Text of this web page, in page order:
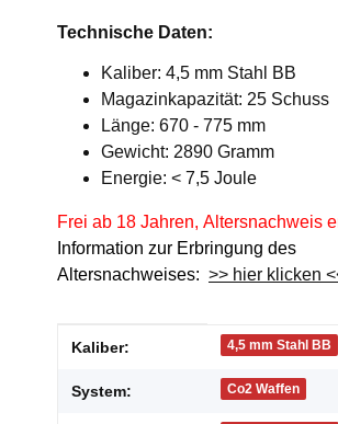
Technische Daten:
Kaliber: 4,5 mm Stahl BB
Magazinkapazität: 25 Schuss
Länge: 670 - 775 mm
Gewicht: 2890 Gramm
Energie: < 7,5 Joule
Frei ab 18 Jahren, Altersnachweis
Information zur Erbringung des
Altersnachweises: >> hier klicken
Produkteigenschaft
Wert
Kaliber: 4,5 mm Stahl BB
System: Co2 Waffen